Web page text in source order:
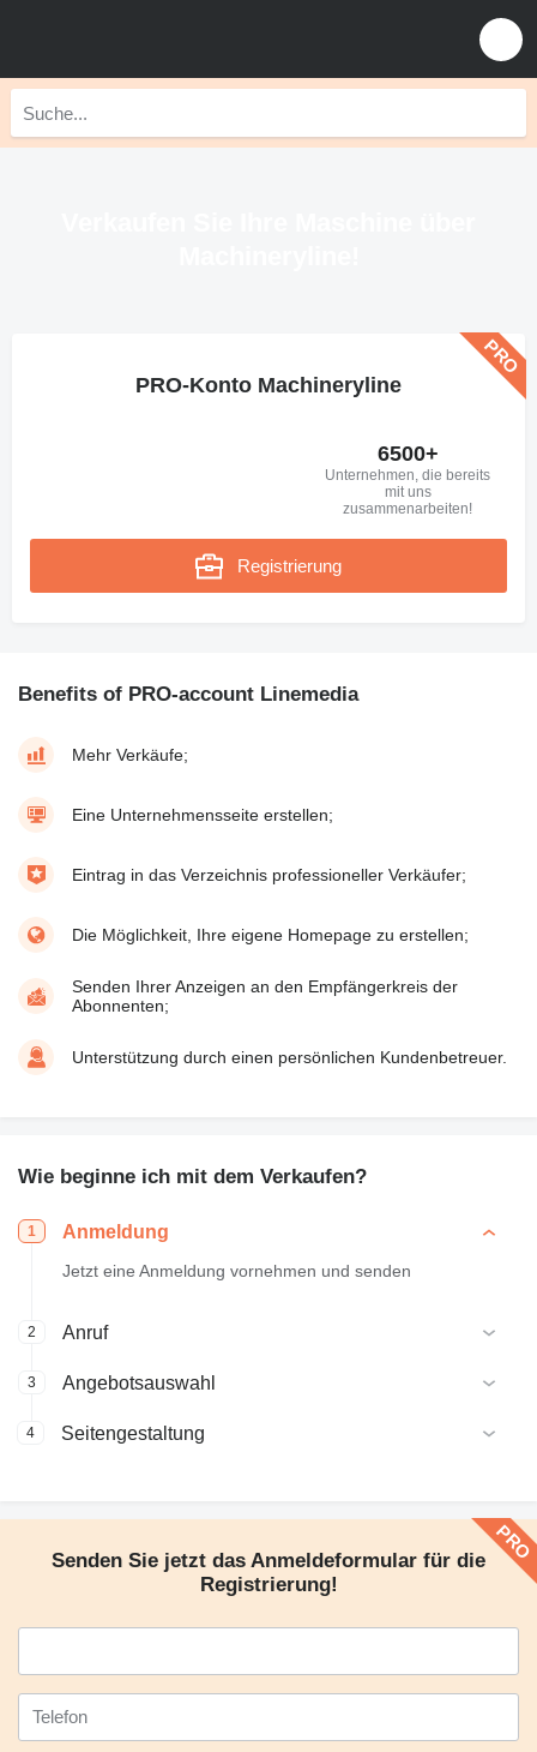
PRO-Konto Machineryline
6500+
Unternehmen, die bereits
mit uns
zusammenarbeiten!
Registrierung
Benefits of PRO-account Linemedia
Mehr Verkäufe;
Eine Unternehmensseite erstellen;
Eintrag in das Verzeichnis professioneller Verkäufer;
Die Möglichkeit, Ihre eigene Homepage zu erstellen;
Senden Ihrer Anzeigen an den Empfängerkreis der
Abonnenten;
Unterstützung durch einen persönlichen Kundenbetreuer.
Wie beginne ich mit dem Verkaufen?
1 Anmeldung
Jetzt eine Anmeldung vornehmen und senden
2 Anruf
3 Angebotsauswahl
4 Seitengestaltung
Senden Sie jetzt das Anmeldeformular für die
Registrierung!